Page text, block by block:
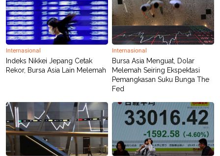
PEDOMAN
PEMBERITAAN
SIBER
PRIVACY
POLICY
Internasional
Indeks Nikkei Jepang Cetak
Rekor, Bursa Asia Lain Melemah
Internasional
Bursa Asia Menguat, Dolar
Melemah Seiring Ekspektasi
Pemangkasan Suku Bunga The
Fed